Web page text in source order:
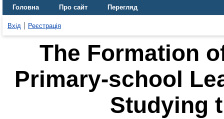
Головна Про сайт Перегляд
Вхід Реєстрація
The Formation
Primary-school
Studying